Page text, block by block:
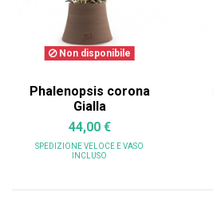
Non disponibile
Phalenopsis corona
Gialla
44,00 €
SPEDIZIONE VELOCE E VASO
INCLUSO